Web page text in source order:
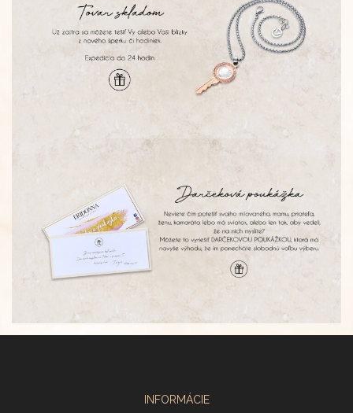
INFORMÁCIE